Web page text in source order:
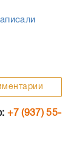
+7 (937) 55-